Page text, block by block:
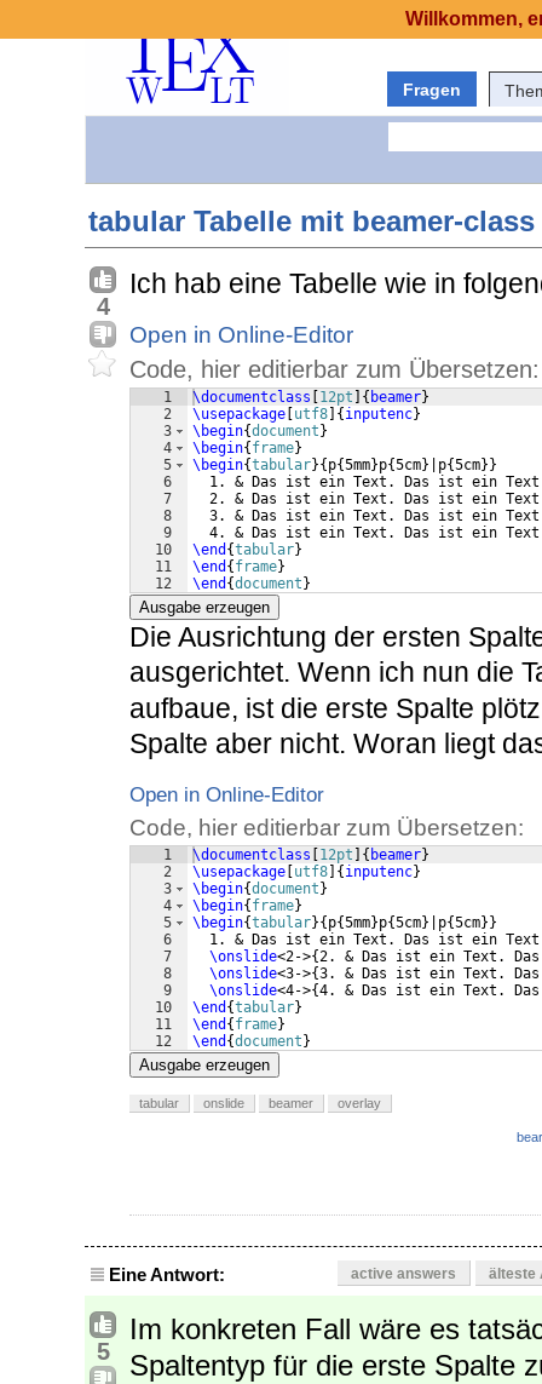
Fragen
tabular Tabelle mit beamer-
4
Ich hab eine Tabelle wie in
Open in Online-Editor
Code, hier editierbar zum Übersetzen:
1
2
3
4
5
6
7
8
9
10
11
12
\documentclass 12pt { beamer}
\usepackage utf8 { inputenc}
\begin{document }
\begin{ frame}
\begin{tabular}{ p{5mm}p{5cm} |p{5cm}}
1. & Das ist ein Text. Das ist ein
2. & Das ist ein Text. Das ist ein
3. & Das ist ein Text. Das ist ein
4. & Das ist ein Text. Das ist ein
\end {tabular}
\end { frame}
\end {document }
Ausgabe erzeugen
Die Ausrichtung der ersten
ausgerichtet. Wenn ich nun die
aufbaue, ist die erste Spalte
Spalte aber nicht. Woran liegt
Open in Online-Editor
Code, hier editierbar zum Übersetzen:
1
2
3
4
5
6
7
8
9
10
11
12
\documentclass 12pt { beamer}
\usepackage utf8 { inputenc}
\begin{document }
\begin{ frame}
\begin{tabular}{ p{5mm}p{5cm} |p{5cm}}
1. & Das ist ein Text. Das ist ein
\onslide<2->{2. & Das ist ein Text.
\onslide<3->{3. & Das ist ein Text.
\onslide<4->{4. & Das ist ein Text.
\end {tabular}
\end { frame}
\end {document }
Ausgabe erzeugen
tabular onslide beamer overlay
Eine Antwort: active answers älteste
5
Im konkreten Fall wäre es
Spaltentyp für die erste Spalte
Willkommen,